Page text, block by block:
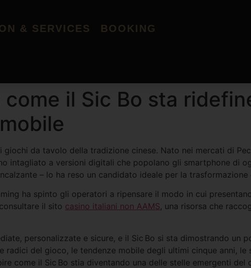
& SERVICES BOOKING
come il Sic Bo sta
giochi da tavolo della tradizione cinese. Nato nei mercati di
intagliato a versioni digitali che popolano gli smartphone di
– lo ha reso un candidato ideale per la trasformazione
ha spinto gli operatori a ripensare il modo in cui
il sito casino italiani non AAMS, una risorsa che
personalizzate e sicure, e il Sic Bo si sta dimostrando un
radici del gioco, le tendenze mobile degli ultimi cinque anni, le
come il Sic Bo stia diventando una delle stelle emergenti del